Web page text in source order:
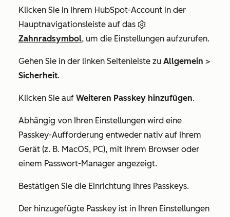
Klicken Sie in Ihrem HubSpot-Account in der
Hauptnavigationsleiste auf das
Zahnradsymbol, um die Einstellungen aufzurufen.
Gehen Sie in der linken Seitenleiste zu Allgemein >
Sicherheit.
Klicken Sie auf Weiteren Passkey hinzufügen.
Abhängig von Ihren Einstellungen wird eine
Passkey-Aufforderung entweder nativ auf Ihrem
Gerät (z. B. MacOS, PC), mit Ihrem Browser oder
einem Passwort-Manager angezeigt.
Bestätigen Sie die Einrichtung Ihres Passkeys.
Der hinzugefügte Passkey ist in Ihren Einstellungen